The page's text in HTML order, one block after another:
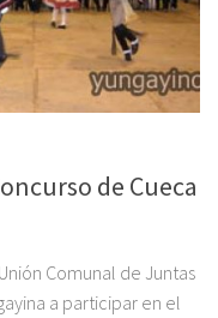
de Cueca
Comunal de Juntas
a participar en el